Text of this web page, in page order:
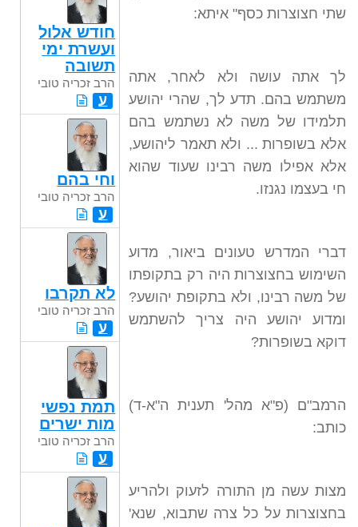
שתי חצוצרות כסף" איתא:
לך אתה עושה ולא לאחר, אתה
משתמש בהם. תדע לך, שהרי יהושע
תלמידו של משה לא נשתמש בהם
אלא בשופרות ... ולא תאמר ליהושע,
אלא אפילו משה רבינו שעוד שהוא
חי בעצמו נגנזו.
דברי המדרש טעונים ביאור, מדוע
השימוש בחצוצרות היה רק בתקופתו
של משה רבינו, ולא בתקופת יהושע?
ומדוע יהושע היה צריך להשתמש
דוקא בשופרות?
הרמב"ם (פ"א מהל' תענית ה"א-ד)
כותב:
מצות עשה מן התורה לזעוק ולהריע
בחצוצרות על כל צרה שתבוא, שנא'
חודש אלול
ועשרת ימי
תשובה
הרב זכריה טובי
ע
וחי בהם
הרב זכריה טובי
ע
לא תקרבו
הרב זכריה טובי
ע
תמת נפשי
מות ישרים
הרב זכריה טובי
ע